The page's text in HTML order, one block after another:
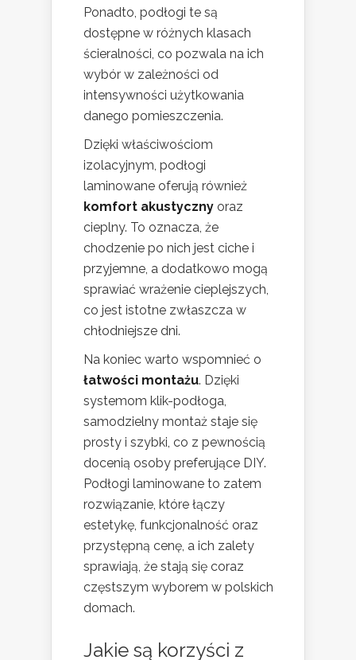
Ponadto, podłogi te są
dostępne w różnych klasach
ścieralności, co pozwala na ich
wybór w zależności od
intensywności użytkowania
danego pomieszczenia.
Dzięki właściwościom
izolacyjnym, podłogi
laminowane oferują również
komfort akustyczny oraz
cieplny. To oznacza, że
chodzenie po nich jest ciche i
przyjemne, a dodatkowo mogą
sprawiać wrażenie cieplejszych,
co jest istotne zwłaszcza w
chłodniejsze dni.
Na koniec warto wspomnieć o
łatwości montażu. Dzięki
systemom klik-podłoga,
samodzielny montaż staje się
prosty i szybki, co z pewnością
docenią osoby preferujące DIY.
Podłogi laminowane to zatem
rozwiązanie, które łączy
estetykę, funkcjonalność oraz
przystępną cenę, a ich zalety
sprawiają, że stają się coraz
częstszym wyborem w polskich
domach.
Jakie są korzyści z